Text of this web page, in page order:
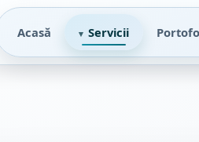
Acasă Servicii